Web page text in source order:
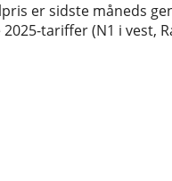
er sidste måneds
tariffer (N1 i vest,